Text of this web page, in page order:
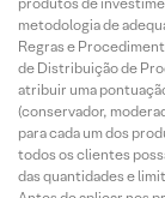
metodologia de
Regras e
de Distribuição de
atribuir uma
(conservador,
para cada um dos
todos os clientes
das quantidades e